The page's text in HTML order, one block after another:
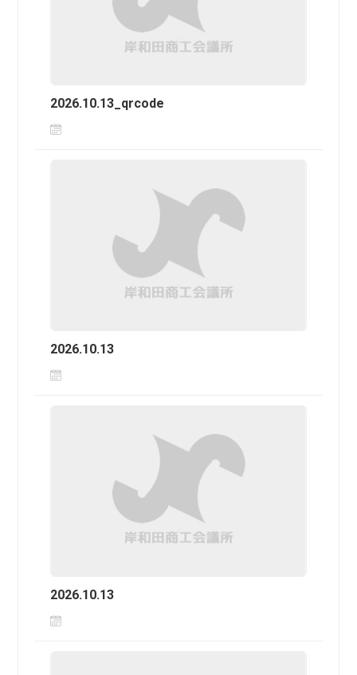
2026.10.13_qrcode
2026.10.13
2026.10.13